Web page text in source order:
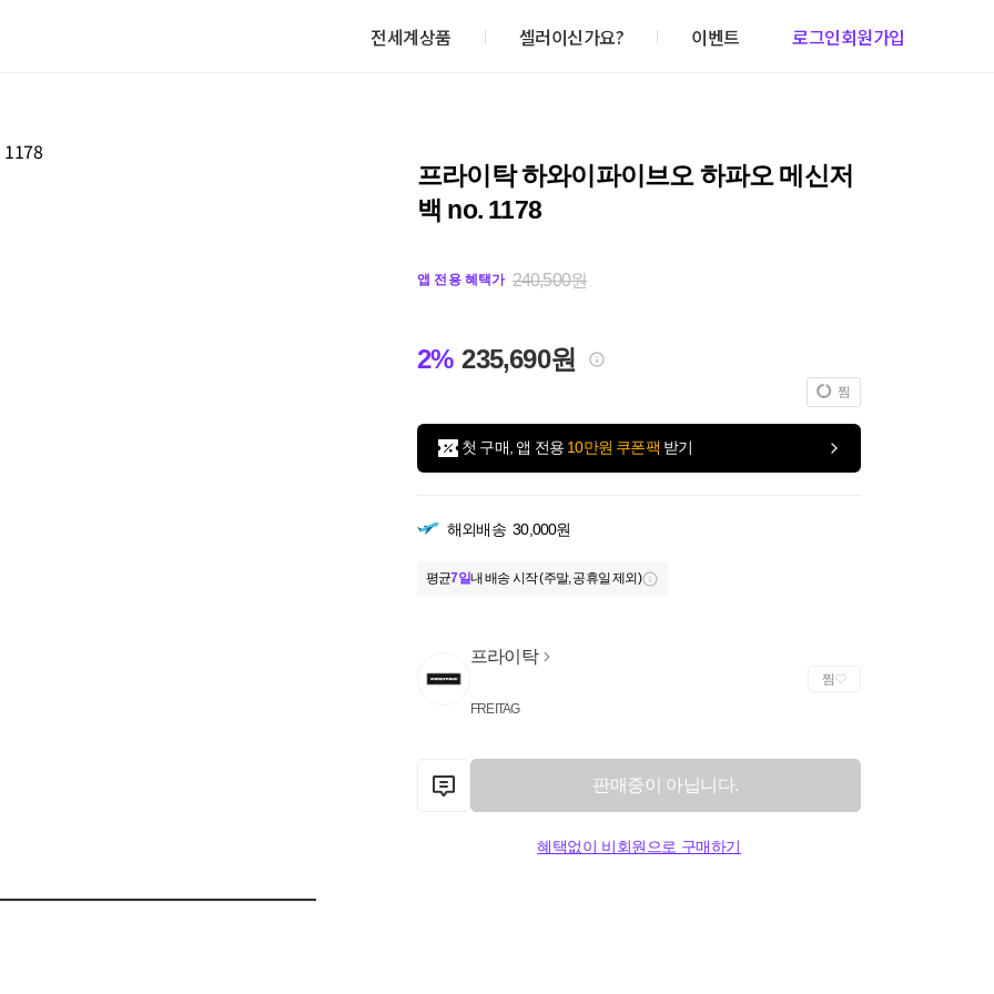
전세계상품 셀러이신가요? 이벤트 로그인회원가입
프라이탁 하와이파이브오 하파오 메신저
백 no. 1178
앱 전용 혜택가 240,500원
2% 235,690원
찜
첫 구매, 앱 전용 10만원 쿠폰팩 받기
해외배송 30,000원
평균7일내 배송 시작 (주말, 공휴일 제외)
프라이탁
FREITAG
찜
판매중이 아닙니다.
혜택없이 비회원으로 구매하기